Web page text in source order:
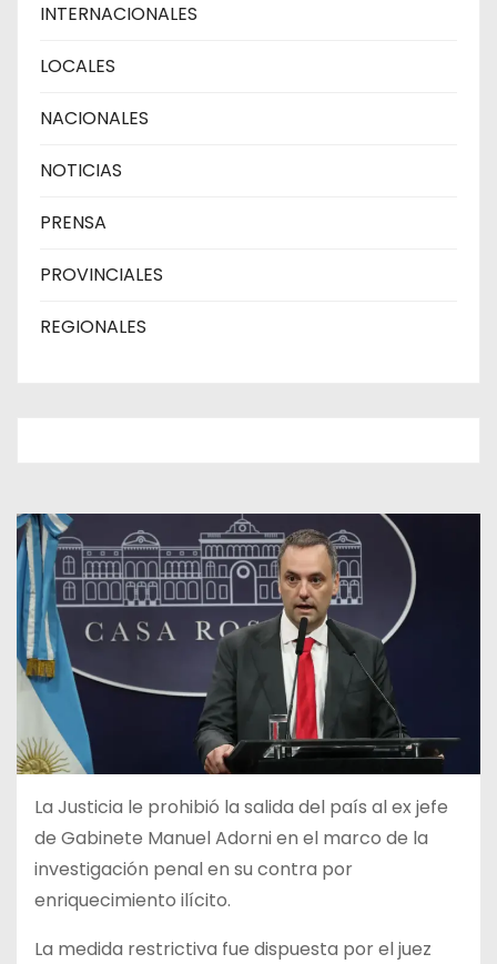
INTERNACIONALES
LOCALES
NACIONALES
NOTICIAS
PRENSA
PROVINCIALES
REGIONALES
La Justicia le prohibió la salida del país al ex jefe
de Gabinete Manuel Adorni en el marco de la
investigación penal en su contra por
enriquecimiento ilícito.
La medida restrictiva fue dispuesta por el juez